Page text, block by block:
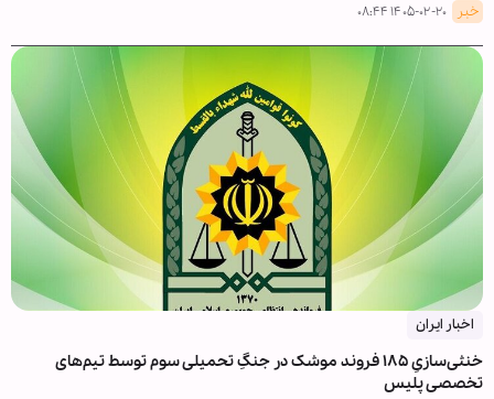
خبر ۱۴۰۵-۰۲-۲۰ ۰۸:۴۴
اخبار ایران
خنثی‌سازیِ ۱۸۵ فروند موشک در جنگِ تحمیلی سوم توسط تیم‌های
تخصصی پلیس